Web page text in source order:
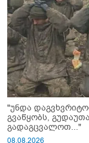
"უნდა
გვაწყობს,
გადაგცვალოთ..."
08.08.2026